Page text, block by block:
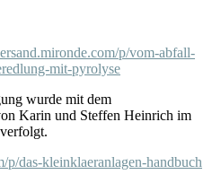
p/vom-abfall-
mit-pyrolyse
wurde mit dem
Karin und Steffen Heinrich im
p/das-kleinklaeranlagen-handbuch